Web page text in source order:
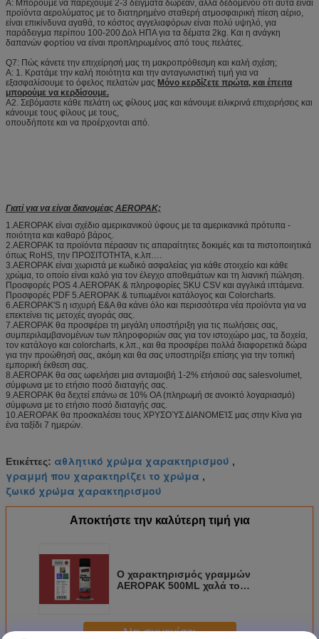
Α: Μπορούμε να παρέχουμε 2-3 δείγματα δωρεάν, αλλά δεδομένου ότι αυτά είναι
προϊόντα αερολύματος με το διατηρημένο σταθερή ατμοσφαιρική πίεση αέριο,
είναι επικίνδυνα αγαθά, το κόστος αγγελιαφόρων είναι πολύ υψηλό, για
παράδειγμα περίπου 100-200 Δολ ΗΠΑ για τα δέματα 2kg. Και η ανάγκη
δαπανών φορτίου να είναι προπληρωμένος από τους πελάτες.
Q7: Πώς κάνετε την επιχείρησή μας τη μακροπρόθεσμη και καλή σχέση;
Α: 1. Κρατάμε την καλή ποιότητα και την ανταγωνιστική τιμή για να
εξασφαλίσουμε το όφελος πελατών μας Μόνο κερδίζετε πρώτα, και έπειτα
μπορούμε να κερδίσουμε.
A2. Σεβόμαστε κάθε πελάτη ως φίλους μας και κάνουμε ειλικρινά επιχειρήσεις και
κάνουμε τους φίλους με τους,
οπουδήποτε και να προέρχονται από.
Γιατί για να είναι διανομέας AEROPAK;
1.AEROPAK είναι σχέδιο αμερικανικού ύφους με τα αμερικανικά πρότυπα -
ποιότητα και καθαρό βάρος.
2.AEROPAK τα προϊόντα πέρασαν τις απαραίτητες δοκιμές και τα πιστοποιητικά
όπως RoHS, την ΠΡΟΣΙΤΟΤΗΤΑ, κ.λπ….
3.AEROPAK είναι χωριστά με κωδικό ασφαλείας για κάθε στοιχείο και κάθε
χρώμα, το οποίο είναι καλό για τον έλεγχο αποθεμάτων και τη λιανική πώληση.
Προσφορές POS 4.AEROPAK & πληροφορίες SKU CSV και αγγλικά ιπτάμενα.
Προσφορές PDF 5.AEROPAK & τυπωμένοι κατάλογος και Colorcharts.
6.AEROPAK'S η ισχυρή Ε&Α θα κάνει όλο και περισσότερα νέα προϊόντα για να
επεκτείνει τις μετοχές αγοράς σας.
7.AEROPAK θα προσφέρει τη μεγάλη υποστήριξη για τις πωλήσεις σας,
συμπεριλαμβανομένων των πληροφοριών σας για τον ιστοχώρο μας, τα δοχεία,
τον κατάλογο και colorcharts, κ.λπ., και θα προσφέρει πολλά διαφορετικά δώρα
για την προώθησή σας, ακόμη και θα σας υποστηρίξει επίσης για την τοπική
εμπορική έκθεση σας.
8.AEROPAK θα σας ωφελήσει μια ανταμοιβή 1-2% ετήσιού σας salesvolumet,
σύμφωνα με το ετήσιο ποσό διαταγής σας.
9.AEROPAK θα δεχτεί επάνω σε 10% OA (πληρωμή σε ανοικτό λογαριασμό)
σύμφωνα με το ετήσιο ποσό διαταγής σας.
10.AEROPAK θα προσκαλέσει τους ΧΡΥΣΟΎΣ ΔΙΑΝΟΜΕΊΣ μας στην Κίνα για
ένα ταξίδι 7 ημερών.
Ετικέττες: αθλητικό χρώμα χαρακτηρισμού ,
γραμμή που χαρακτηρίζει το χρώμα ,
ζωικό χρώμα χαρακτηρισμού
Αποκτήστε την καλύτερη τιμή για
Ο χαρακτηρισμός γραμμών
AEROPAK 500ML χαλά το
Να συνεχίσει